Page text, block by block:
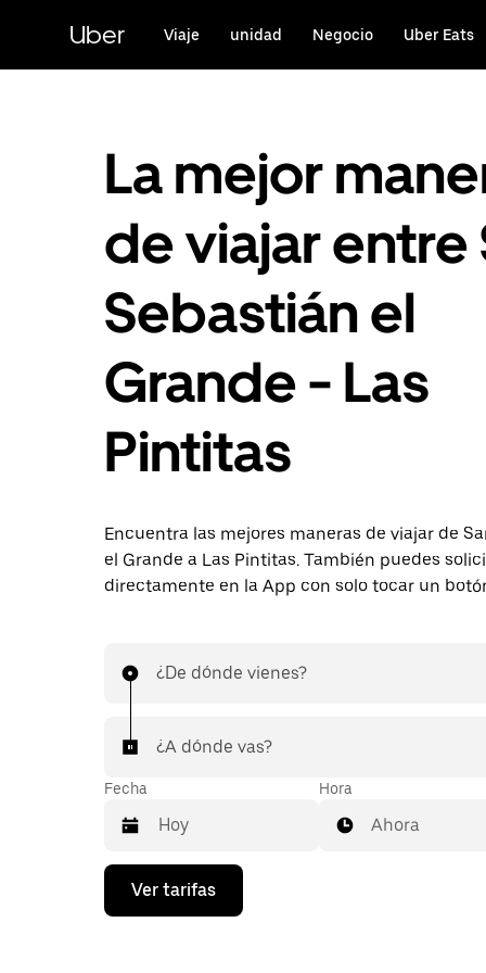
contenido
principal
Uber Viaje unidad Negocio Uber Eats
La mejor
de viajar entre
Sebastián el
Grande - Las
Pintitas
Encuentra las mejores maneras de viajar de
el Grande a Las Pintitas. También puedes
directamente en la App con solo tocar un
¿De dónde vienes?
¿A dónde vas?
Fecha
Presiona
flecha
Hora
Ahora
Ver tarifas